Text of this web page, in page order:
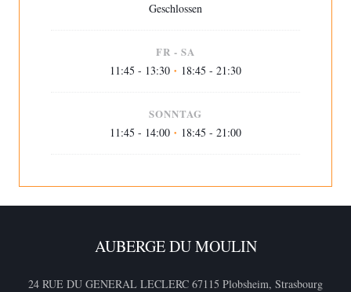
Geschlossen
FR -SA
11:45 - 13:30 • 18:45 - 21:30
SONNTAG
11:45 - 14:00 • 18:45 - 21:00
AUBERGE DU MOULIN
24 RUE DU GENERAL LECLERC 67115 Plobsheim, Strasbourg